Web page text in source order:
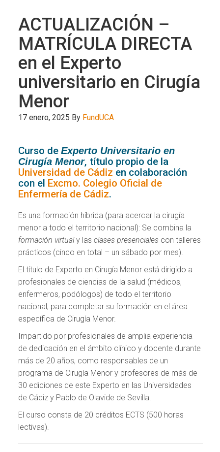
ACTUALIZACIÓN –
MATRÍCULA DIRECTA
en el Experto
universitario en Cirugía
Menor
17 enero, 2025 By FundUCA
Curso deExperto Universitario en
Cirugía Menor, título propio de la
Universidad de Cádiz en colaboración
con el Excmo. Colegio Oficial de
Enfermería de Cádiz.
Es una formación híbrida (para acercar la cirugía
menor a todo el territorio nacional): Se combina la
formación virtualy lasclases presenciales con talleres
prácticos (cinco en total – un sábado por mes).
El título de Experto en Cirugía Menor está dirigido a
profesionales de ciencias de la salud (médicos,
enfermeros, podólogos) de todo el territorio
nacional, para completar su formación en el área
específica de Cirugía Menor.
Impartido por profesionales de amplia experiencia
de dedicación en el ámbito clínico y docente durante
más de 20 años, como responsables de un
programa de Cirugía Menor y profesores de más de
30 ediciones de este Experto en las Universidades
de Cádiz y Pablo de Olavide de Sevilla.
El curso consta de 20 créditos ECTS (500 horas
lectivas).